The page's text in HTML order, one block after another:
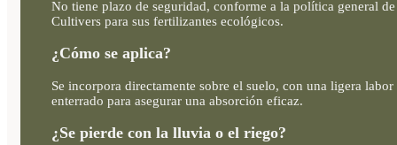
No tiene plazo de seguridad, conforme a la política general de
Cultivers para sus fertilizantes ecológicos.
¿Cómo se aplica?
Se incorpora directamente sobre el suelo, con una ligera labor
enterrado para asegurar una absorción eficaz.
¿Se pierde con la lluvia o el riego?